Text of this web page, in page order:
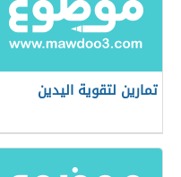
تمارين لتقوية اليدين